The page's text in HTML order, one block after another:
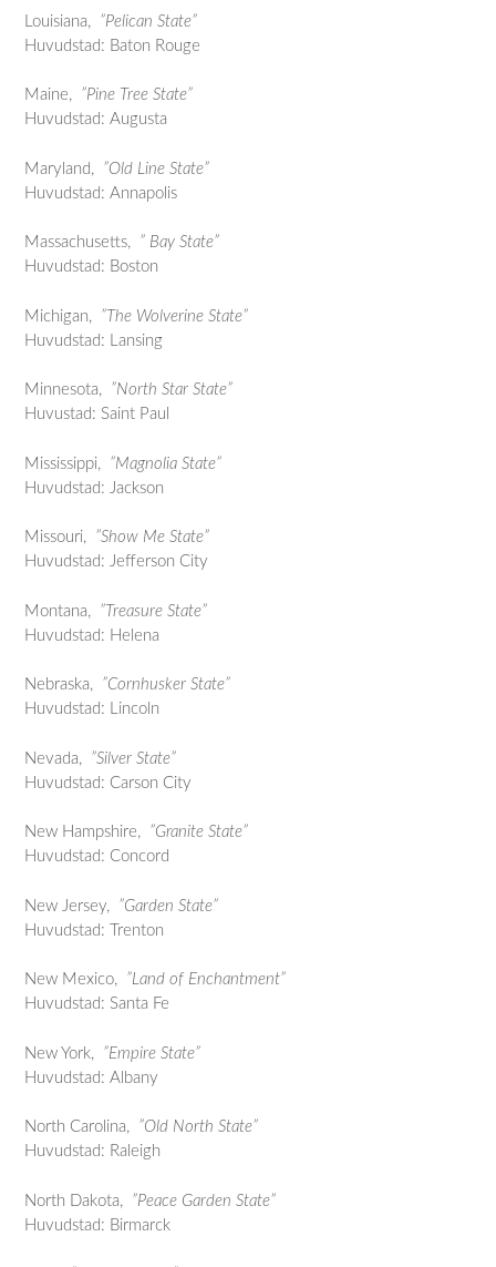
Louisiana, ”Pelican State”
Huvudstad: Baton Rouge
Maine, ”Pine Tree State”
Huvudstad: Augusta
Maryland, ”Old Line State”
Huvudstad: Annapolis
Massachusetts, ” Bay State”
Huvudstad: Boston
Michigan, ”The Wolverine State”
Huvudstad: Lansing
Minnesota, ”North Star State”
Huvustad: Saint Paul
Mississippi,
”Magnolia State”
Huvudstad: Jackson
Missouri, ”Show Me State”
Huvudstad: Jefferson City
Montana, ”Treasure State”
Huvudstad: Helena
Nebraska, ”Cornhusker State”
Huvudstad: Lincoln
Nevada, ”Silver State”
Huvudstad: Carson City
New Hampshire, ”Granite State”
Huvudstad: Concord
New Jersey,
”Garden State”
Huvudstad: Trenton
New Mexico, ”Land of Enchantment”
Huvudstad: Santa Fe
New York, ”Empire State”
Huvudstad: Albany
North Carolina, ”Old North State”
Huvudstad: Raleigh
North Dakota, ”Peace Garden State”
Huvudstad: Birmarck